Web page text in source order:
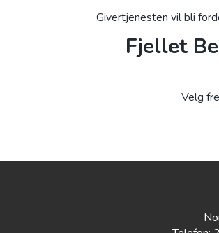
Givertjenesten vil bli
Fjellet
Velg